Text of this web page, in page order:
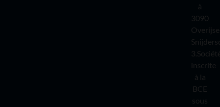
à
3090
inscrite
à la
BCE
sous